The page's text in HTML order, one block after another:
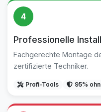
4
Professionelle
Fachgerechte Montage
zertifizierte Techniker.
Profi-Tools 95%